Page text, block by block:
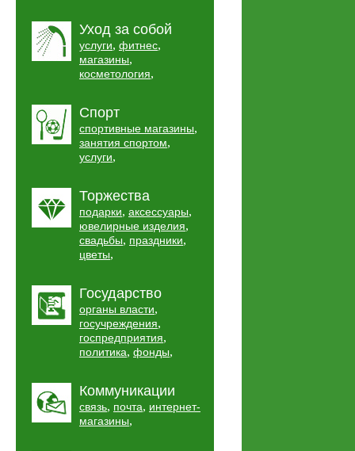
Уход за собой
услуги, фитнес,
магазины,
косметология,
Спорт
спортивные магазины,
занятия спортом,
услуги,
Торжества
подарки, аксессуары,
ювелирные изделия,
свадьбы, праздники,
цветы,
Государство
органы власти,
госучреждения,
госпредприятия,
политика, фонды,
Коммуникации
связь, почта, интернет-
магазины,